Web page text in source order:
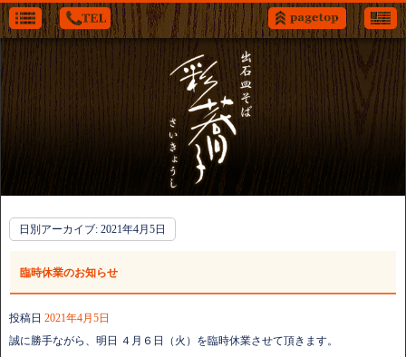
日別アーカイブ: 2021年4月5日
臨時休業のお知らせ
投稿日 2021年4月5日
誠に勝手ながら、明日 ４月６日（火）を臨時休業させて頂きます。